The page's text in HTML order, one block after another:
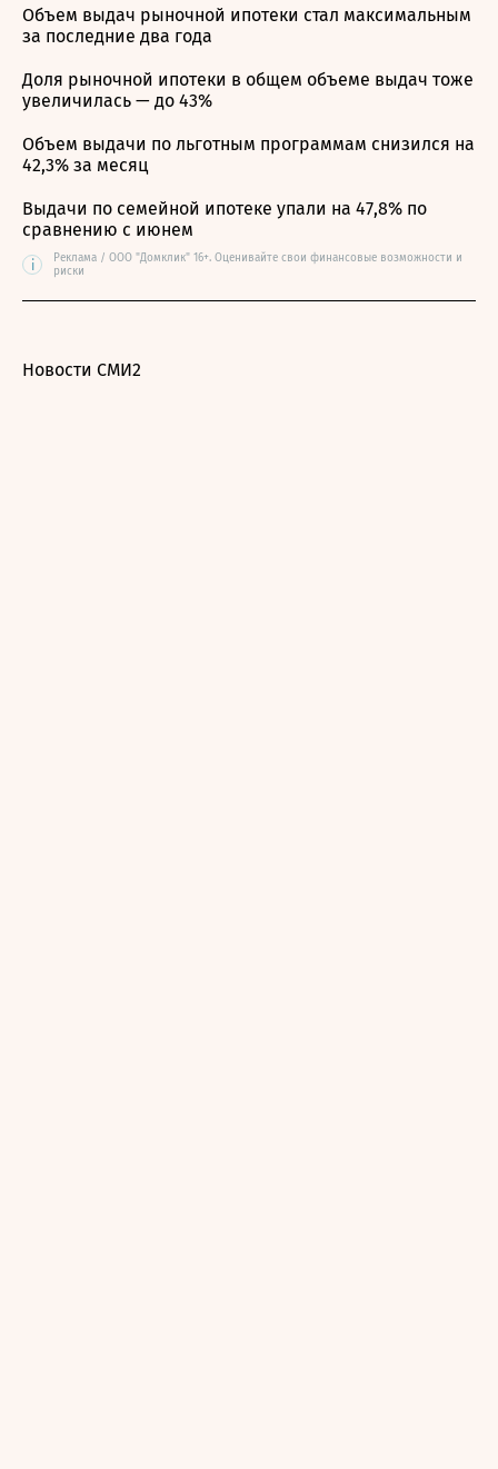
Объем выдач рыночной ипотеки стал максимальным
за последние два года
Доля рыночной ипотеки в общем объеме выдач тоже
увеличилась — до 43%
Объем выдачи по льготным программам снизился на
42,3% за месяц
Выдачи по семейной ипотеке упали на 47,8% по
сравнению с июнем
i
Реклама / ООО "Домклик" 16+. Оценивайте свои финансовые возможности и
риски
Новости СМИ2